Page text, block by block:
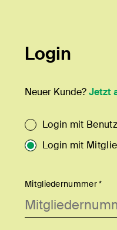
Login
Neuer Kunde?Jetzt
Login mit
Login mit
Mitgliedernummer *